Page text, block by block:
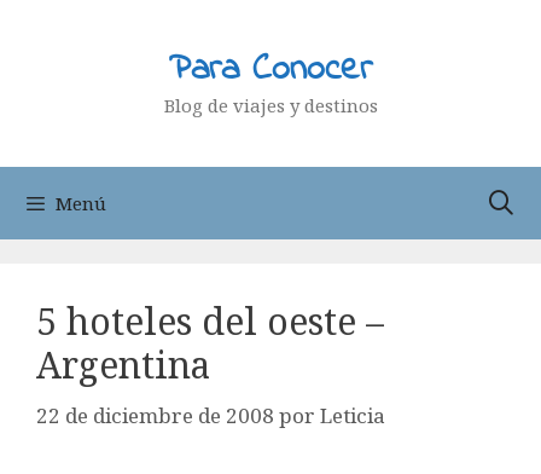
Para Conocer
Blog de viajes y destinos
Menú
5 hoteles del oeste –
Argentina
22 de diciembre de 2008 por Leticia